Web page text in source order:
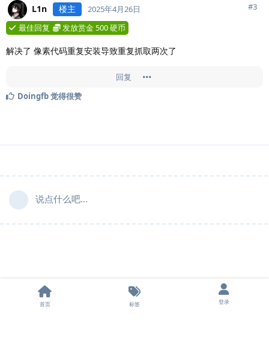
L1n 楼主 2025年4月26日 #3
最佳回复
发放赏金500 硬币
解决了 像素代码重复安装导致重复抓取两次了
回复
Doingfb觉得很赞
说点什么吧...
首页 标签 登录